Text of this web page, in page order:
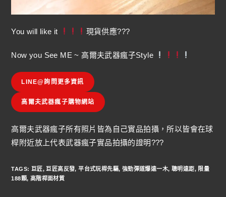
You will like it 現貨供應???
Now you See ME ~ 高爾夫武器瘋子Style
LINE@詢問更多資訊
高爾夫武器瘋子購物網站
高爾夫武器瘋子所有照片皆為自己實品拍攝，所以皆會在球
桿附近放上代表武器瘋子實品拍攝的證明???
TAGS: 巨匠, 巨匠高反發, 平台式玩桿先驅, 強勁彈道爆遠一木, 聰明遠距, 限量
188顆, 高階桿面材質